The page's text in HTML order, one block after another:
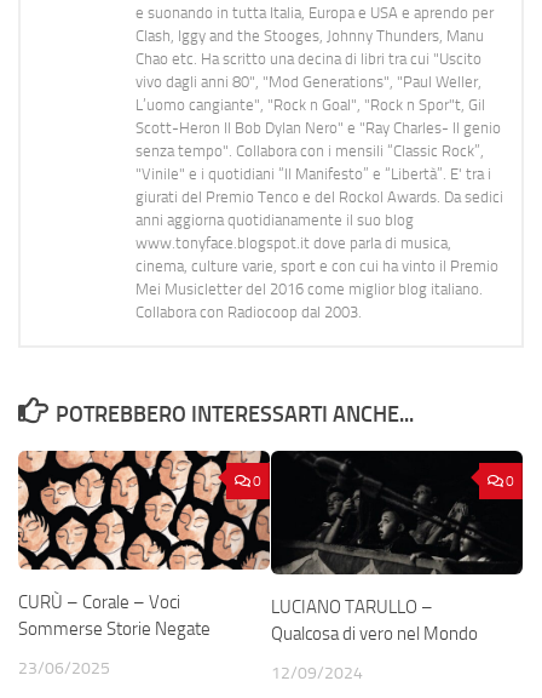
e suonando in tutta Italia, Europa e USA e aprendo per
Clash, Iggy and the Stooges, Johnny Thunders, Manu
Chao etc. Ha scritto una decina di libri tra cui "Uscito
vivo dagli anni 80", "Mod Generations", "Paul Weller,
L’uomo cangiante", "Rock n Goal", "Rock n Spor"t, Gil
Scott-Heron Il Bob Dylan Nero" e "Ray Charles- Il genio
senza tempo". Collabora con i mensili “Classic Rock”,
"Vinile" e i quotidiani “Il Manifesto” e “Libertà”. E' tra i
giurati del Premio Tenco e del Rockol Awards. Da sedici
anni aggiorna quotidianamente il suo blog
www.tonyface.blogspot.it dove parla di musica,
cinema, culture varie, sport e con cui ha vinto il Premio
Mei Musicletter del 2016 come miglior blog italiano.
Collabora con Radiocoop dal 2003.
POTREBBERO INTERESSARTI ANCHE...
0
CURÙ – Corale – Voci
Sommerse Storie Negate
23/06/2025
0
LUCIANO TARULLO –
Qualcosa di vero nel Mondo
12/09/2024